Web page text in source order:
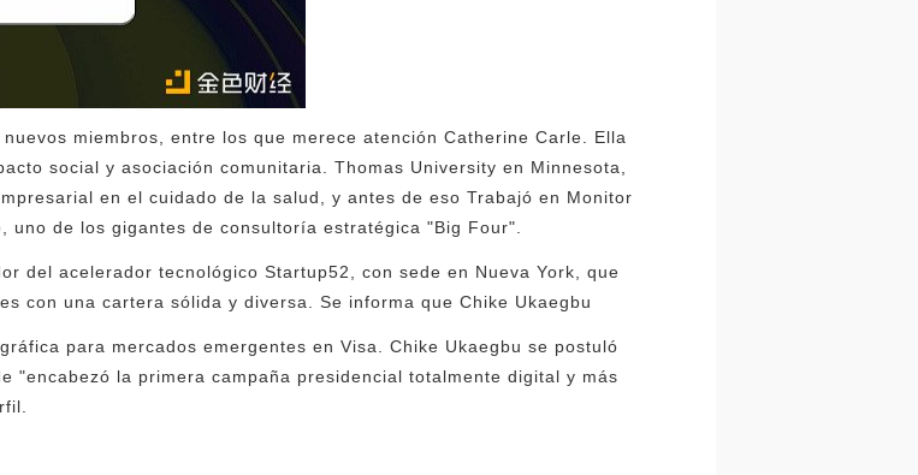
miembros, entre los que merece atención Catherine Carle. Ella
social y asociación comunitaria. Thomas University en Minnesota,
en el cuidado de la salud, y antes de eso Trabajó en Monitor
de los gigantes de consultoría estratégica "Big Four".
del acelerador tecnológico Startup52, con sede en Nueva York, que
con una cartera sólida y diversa. Se informa que Chike Ukaegbu
para mercados emergentes en Visa. Chike Ukaegbu se postuló
"encabezó la primera campaña presidencial totalmente digital y más